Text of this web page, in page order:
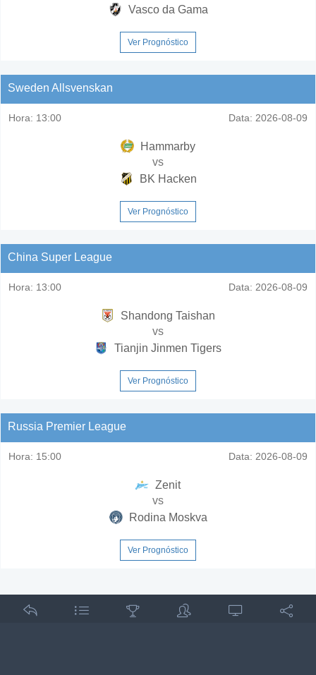
Vasco da Gama
Ver Prognóstico
Sweden Allsvenskan
Hora: 13:00 Data: 2026-08-09
Hammarby
vs
BK Hacken
Ver Prognóstico
China Super League
Hora: 13:00 Data: 2026-08-09
Shandong Taishan
vs
Tianjin Jinmen Tigers
Ver Prognóstico
Russia Premier League
Hora: 15:00 Data: 2026-08-09
Zenit
vs
Rodina Moskva
Ver Prognóstico